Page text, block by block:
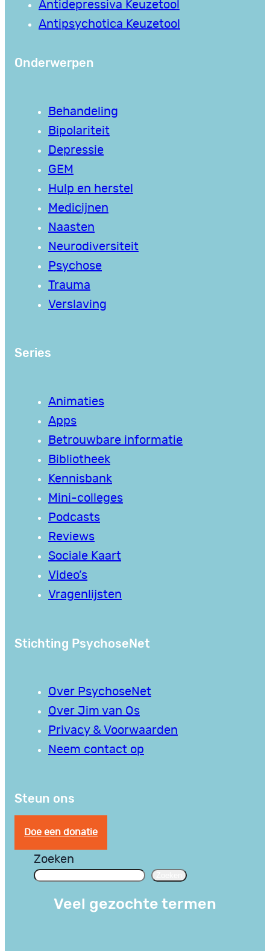
Antidepressiva Keuzetool
Antipsychotica Keuzetool
Onderwerpen
Behandeling
Bipolariteit
Depressie
GEM
Hulp en herstel
Medicijnen
Naasten
Neurodiversiteit
Psychose
Trauma
Verslaving
Series
Animaties
Apps
Betrouwbare informatie
Bibliotheek
Kennisbank
Mini-colleges
Podcasts
Reviews
Sociale Kaart
Video’s
Vragenlijsten
Stichting PsychoseNet
Over PsychoseNet
Over Jim van Os
Privacy & Voorwaarden
Neem contact op
Steun ons
Doe een donatie
Zoeken
Veel gezochte termen